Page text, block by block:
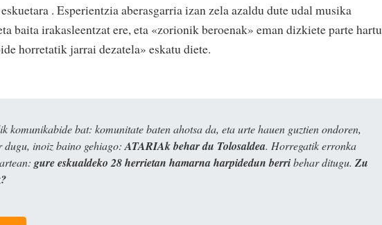
. Esperientzia aberasgarria izan zela azaldu dute udal musika
baita irakasleentzat ere, eta «zorionik beroenak» eman dizkiete parte hartu
horretatik jarrai dezatela» eskatu diete.
komunikabide bat: komunitate baten ahotsa da, eta urte hauen guztien ondoren,
dugu, inoiz baino gehiago: ATARIAk behar du Tolosaldea. Horregatik erronka
gure eskualdeko 28 herrietan hamarna harpidedun berribehar ditugu. Zu